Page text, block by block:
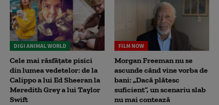
DIGI ANIMAL WORLD
Cele mai răsfățate pisici
din lumea vedetelor: de la
Calippo a lui Ed Sheeran la
Meredith Grey a lui Taylor
Swift
FILM NOW
Morgan Freeman nu se
ascunde când vine vorba de
bani: „Dacă plătesc
suficient”, un scenariu slab
nu mai contează